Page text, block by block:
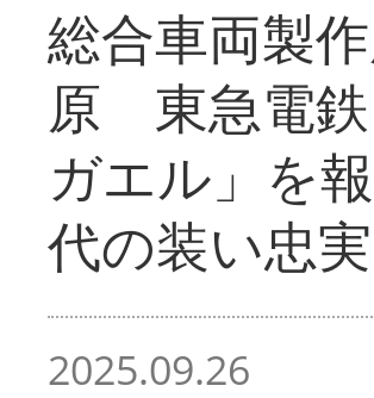
総合車両製
原 東急電鉄
ガエル」を
代の装い忠
2025.09.26